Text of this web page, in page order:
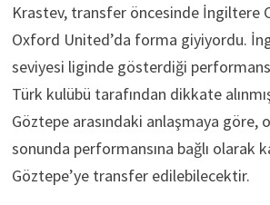
Krastev, transfer öncesinde İngiltere
Oxford United’da forma giyiyordu.
seviyesi liginde gösterdiği
Türk kulübü tarafından dikkate
Göztepe arasındaki anlaşmaya göre,
sonunda performansına bağlı olarak
Göztepe’ye transfer edilebilecektir.